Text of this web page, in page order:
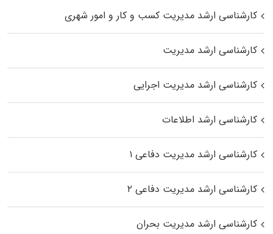
کارشناسی ارشد مدیریت کسب و کار و امور شهری
کارشناسی ارشد مدیریت
کارشناسی ارشد مدیریت اجرایی
کارشناسی ارشد اطلاعات
کارشناسی ارشد مدیریت دفاعی ۱
کارشناسی ارشد مدیریت دفاعی ۲
کارشناسی ارشد مدیریت بحران